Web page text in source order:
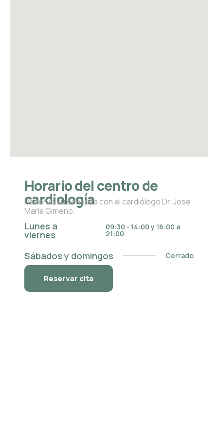
Horario del centro de
cardiología
Reserve su consulta con el cardiólogo Dr. Jose
María Gimeno.
Lunes a
viernes
09:30 - 14:00 y 16:00 a
21:00
Sábados y domingos Cerrado
Reservar cita